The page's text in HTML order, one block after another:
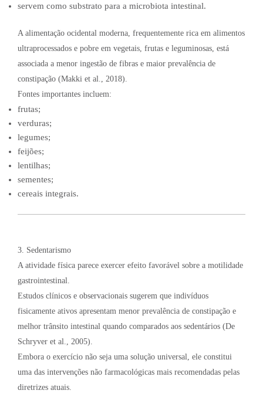
servem como substrato para a microbiota intestinal.
A alimentação ocidental moderna, frequentemente rica em alimentos
ultraprocessados e pobre em vegetais, frutas e leguminosas, está
associada a menor ingestão de fibras e maior prevalência de
constipação (Makki et al., 2018).
Fontes importantes incluem:
frutas;
verduras;
legumes;
feijões;
lentilhas;
sementes;
cereais integrais.
3. Sedentarismo
A atividade física parece exercer efeito favorável sobre a motilidade
gastrointestinal.
Estudos clínicos e observacionais sugerem que indivíduos
fisicamente ativos apresentam menor prevalência de constipação e
melhor trânsito intestinal quando comparados aos sedentários (De
Schryver et al., 2005).
Embora o exercício não seja uma solução universal, ele constitui
uma das intervenções não farmacológicas mais recomendadas pelas
diretrizes atuais.